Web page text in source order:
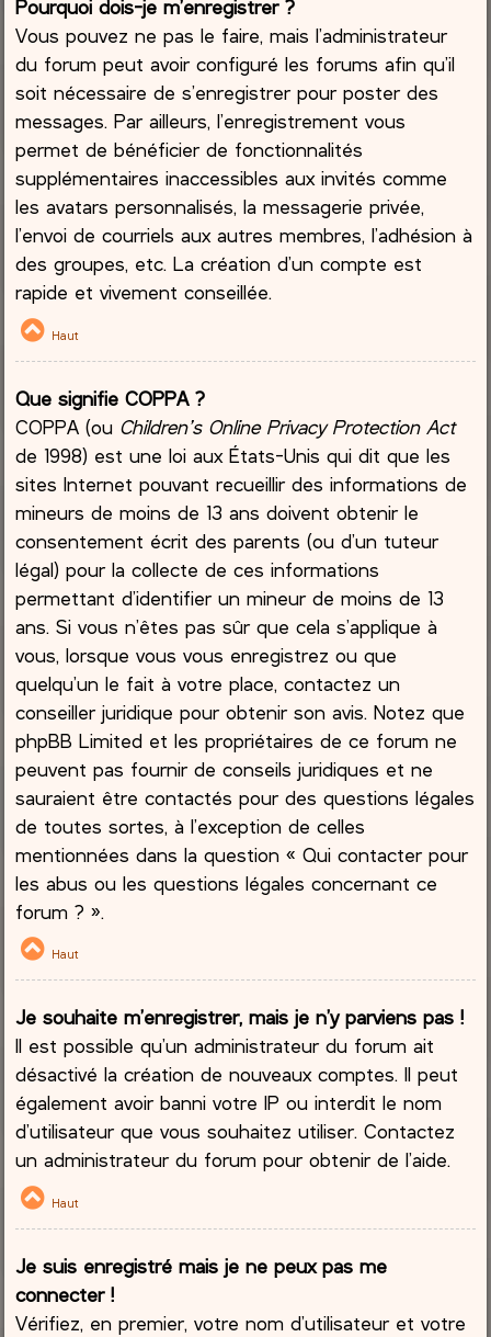
Pourquoi dois-je m’enregistrer ?
Vous pouvez ne pas le faire, mais l’administrateur
du forum peut avoir configuré les forums afin qu’il
soit nécessaire de s’enregistrer pour poster des
messages. Par ailleurs, l’enregistrement vous
permet de bénéficier de fonctionnalités
supplémentaires inaccessibles aux invités comme
les avatars personnalisés, la messagerie privée,
l’envoi de courriels aux autres membres, l’adhésion à
des groupes, etc. La création d’un compte est
rapide et vivement conseillée.
Haut
Que signifie COPPA ?
COPPA (ou Children’s Online Privacy Protection Act
de 1998) est une loi aux États-Unis qui dit que les
sites Internet pouvant recueillir des informations de
mineurs de moins de 13 ans doivent obtenir le
consentement écrit des parents (ou d’un tuteur
légal) pour la collecte de ces informations
permettant d’identifier un mineur de moins de 13
ans. Si vous n’êtes pas sûr que cela s’applique à
vous, lorsque vous vous enregistrez ou que
quelqu’un le fait à votre place, contactez un
conseiller juridique pour obtenir son avis. Notez que
phpBB Limited et les propriétaires de ce forum ne
peuvent pas fournir de conseils juridiques et ne
sauraient être contactés pour des questions légales
de toutes sortes, à l’exception de celles
mentionnées dans la question « Qui contacter pour
les abus ou les questions légales concernant ce
forum ? ».
Haut
Je souhaite m’enregistrer, mais je n’y parviens pas !
Il est possible qu’un administrateur du forum ait
désactivé la création de nouveaux comptes. Il peut
également avoir banni votre IP ou interdit le nom
d’utilisateur que vous souhaitez utiliser. Contactez
un administrateur du forum pour obtenir de l’aide.
Haut
Je suis enregistré mais je ne peux pas me
connecter !
Vérifiez, en premier, votre nom d’utilisateur et votre